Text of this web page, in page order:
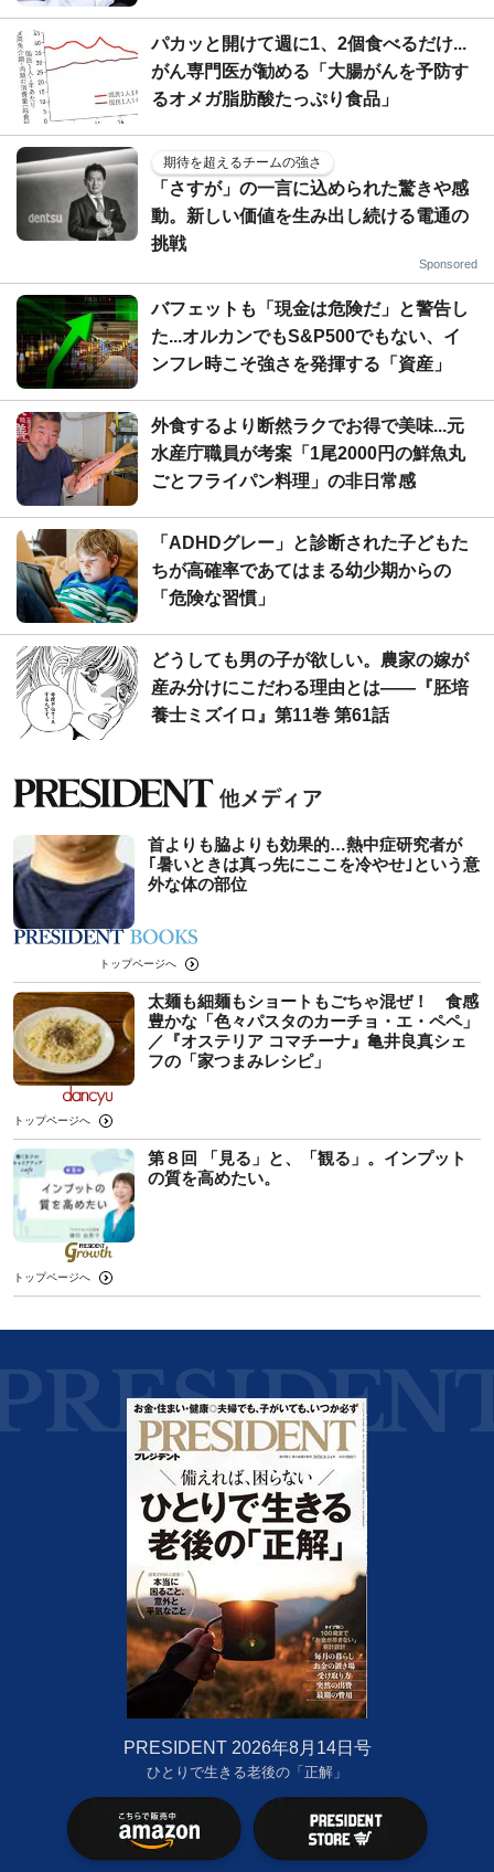
パカッと開けて週に1、2個食べるだけ...
がん専門医が勧める「大腸がんを予防す
るオメガ脂肪酸たっぷり食品」
期待を超えるチームの強さ
「さすが」の一言に込められた驚きや感
動。新しい価値を生み出し続ける電通の
挑戦
Sponsored
バフェットも「現金は危険だ」と警告し
た...オルカンでもS&P500でもない、イ
ンフレ時こそ強さを発揮する「資産」
外食するより断然ラクでお得で美味...元
水産庁職員が考案「1尾2000円の鮮魚丸
ごとフライパン料理」の非日常感
「ADHDグレー」と診断された子どもた
ちが高確率であてはまる幼少期からの
「危険な習慣」
どうしても男の子が欲しい。農家の嫁が
産み分けにこだわる理由とは――『胚培
養士ミズイロ』第11巻 第61話
首よりも脇よりも効果的…熱中症研究者が
｢暑いときは真っ先にここを冷やせ｣という意
外な体の部位
トップページへ
太麺も細麺もショートもごちゃ混ぜ！ 食感
豊かな「色々パスタのカーチョ・エ・ペペ」
／『オステリア コマチーナ』亀井良真シェ
フの「家つまみレシピ」
トップページへ
第８回 「見る」と、「観る」。インプット
の質を高めたい。
トップページへ
PRESIDENT 2026年8月14日号
ひとりで生きる老後の「正解」